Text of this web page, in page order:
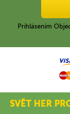
Prihlásením
SVĚT HER